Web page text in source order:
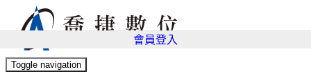
Toggle navigation
會員登入